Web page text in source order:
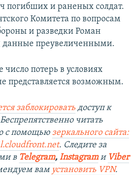
погибших и раненых солдат.
Комитета по вопросам
и разведки Роман
данные преувеличенными.
число потерь в условиях
представляется возможным.
заблокировать доступ к
Беспрепятственно читать
с помощью зеркального сайта:
. Следите за
в Telegram, Instagramи Viber
вам установить VPN.